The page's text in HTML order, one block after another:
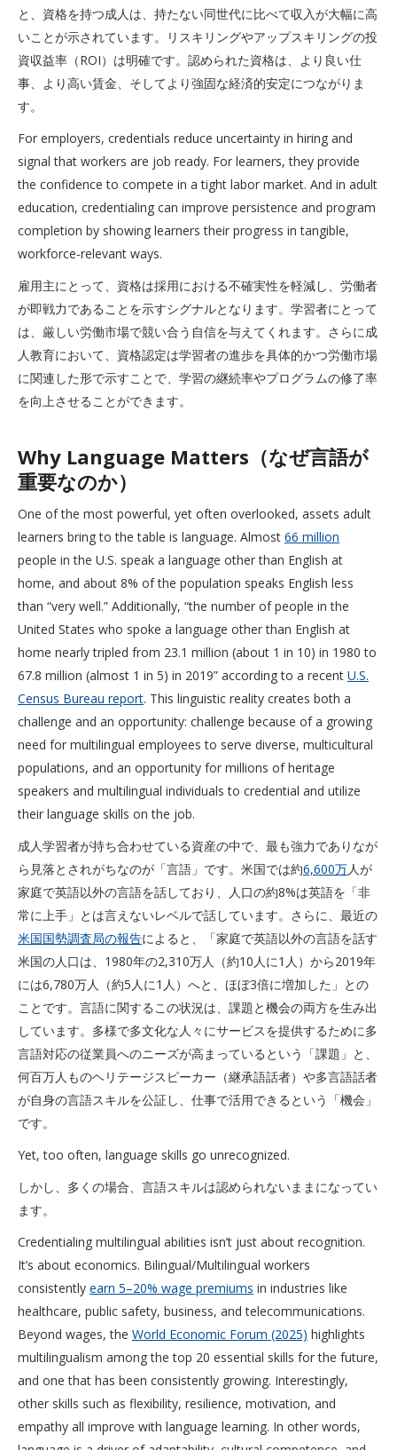
と、資格を持つ成人は、持たない同世代に比べて収入が大幅に高
いことが示されています。リスキリングやアップスキリングの投
資収益率（ROI）は明確です。認められた資格は、より良い仕
事、より高い賃金、そしてより強固な経済的安定につながりま
す。
For employers, credentials reduce uncertainty in hiring and
signal that workers are job ready. For learners, they provide
the confidence to compete in a tight labor market. And in adult
education, credentialing can improve persistence and program
completion by showing learners their progress in tangible,
workforce-relevant ways.
雇用主にとって、資格は採用における不確実性を軽減し、労働者
が即戦力であることを示すシグナルとなります。学習者にとって
は、厳しい労働市場で競い合う自信を与えてくれます。さらに成
人教育において、資格認定は学習者の進歩を具体的かつ労働市場
に関連した形で示すことで、学習の継続率やプログラムの修了率
を向上させることができます。
Why Language Matters（なぜ言語が
重要なのか）
One of the most powerful, yet often overlooked, assets adult
learners bring to the table is language. Almost 66 million
people in the U.S. speak a language other than English at
home, and about 8% of the population speaks English less
than “very well.” Additionally, “the number of people in the
United States who spoke a language other than English at
home nearly tripled from 23.1 million (about 1 in 10) in 1980 to
67.8 million (almost 1 in 5) in 2019” according to a recent U.S.
Census Bureau report. This linguistic reality creates both a
challenge and an opportunity: challenge because of a growing
need for multilingual employees to serve diverse, multicultural
populations, and an opportunity for millions of heritage
speakers and multilingual individuals to credential and utilize
their language skills on the job.
成人学習者が持ち合わせている資産の中で、最も強力でありなが
ら見落とされがちなのが「言語」です。米国では約6,600万人が
家庭で英語以外の言語を話しており、人口の約8%は英語を「非
常に上手」とは言えないレベルで話しています。さらに、最近の
米国国勢調査局の報告によると、「家庭で英語以外の言語を話す
米国の人口は、1980年の2,310万人（約10人に1人）から2019年
には6,780万人（約5人に1人）へと、ほぼ3倍に増加した」との
ことです。言語に関するこの状況は、課題と機会の両方を生み出
しています。多様で多文化な人々にサービスを提供するために多
言語対応の従業員へのニーズが高まっているという「課題」と、
何百万人ものヘリテージスピーカー（継承語話者）や多言語話者
が自身の言語スキルを公証し、仕事で活用できるという「機会」
です。
Yet, too often, language skills go unrecognized.
しかし、多くの場合、言語スキルは認められないままになってい
ます。
Credentialing multilingual abilities isn’t just about recognition.
It’s about economics. Bilingual/Multilingual workers
consistently earn 5–20% wage premiums in industries like
healthcare, public safety, business, and telecommunications.
Beyond wages, the World Economic Forum (2025) highlights
multilingualism among the top 20 essential skills for the future,
and one that has been consistently growing. Interestingly,
other skills such as flexibility, resilience, motivation, and
empathy all improve with language learning. In other words,